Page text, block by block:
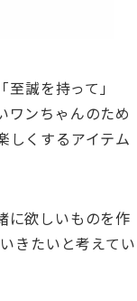
誠を持って」
ワンちゃんのため
しくするアイテム
に欲しいものを作
きたいと考えてい